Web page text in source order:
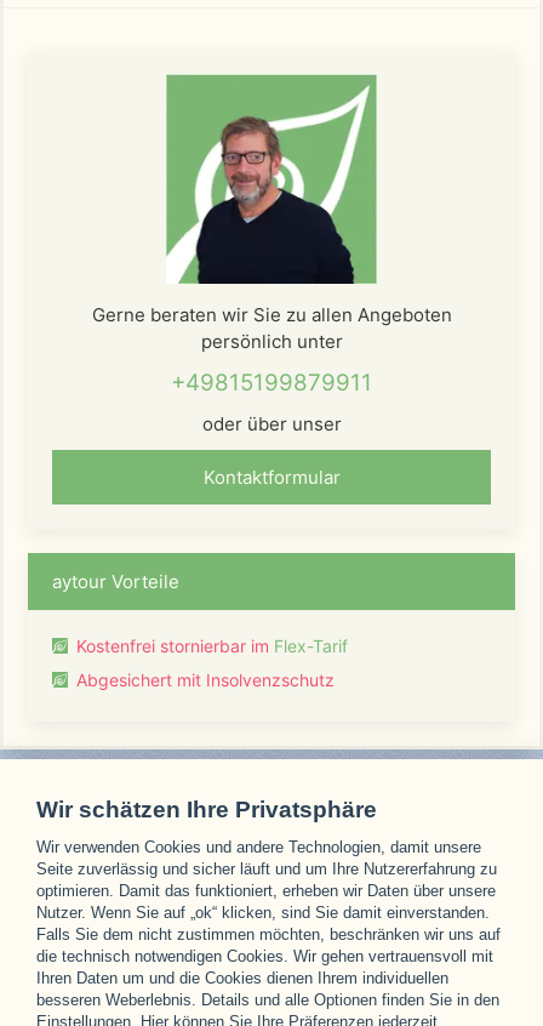
Gerne beraten wir Sie zu allen Angeboten
persönlich unter
+49815199879911
oder über unser
Kontaktformular
aytour Vorteile
Kostenfrei stornierbar im Flex-Tarif
Abgesichert mit Insolvenzschutz
Unsere Partner
Wir schätzen Ihre Privatsphäre
Wir verwenden Cookies und andere Technologien, damit unsere
Seite zuverlässig und sicher läuft und um Ihre Nutzererfahrung zu
optimieren. Damit das funktioniert, erheben wir Daten über unsere
Nutzer. Wenn Sie auf „ok“ klicken, sind Sie damit einverstanden.
Falls Sie dem nicht zustimmen möchten, beschränken wir uns auf
die technisch notwendigen Cookies. Wir gehen vertrauensvoll mit
Ihren Daten um und die Cookies dienen Ihrem individuellen
besseren Weberlebnis. Details und alle Optionen finden Sie in den
Einstellungen. Hier können Sie Ihre Präferenzen jederzeit